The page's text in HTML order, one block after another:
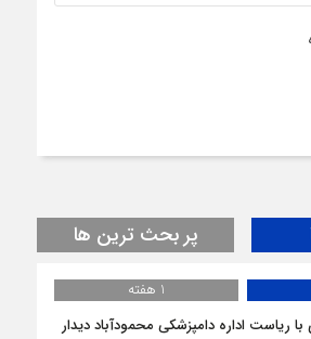
پر بحث ترین ها
1 هفته
ریاست اداره دامپزشکی محمودآباد دیدار